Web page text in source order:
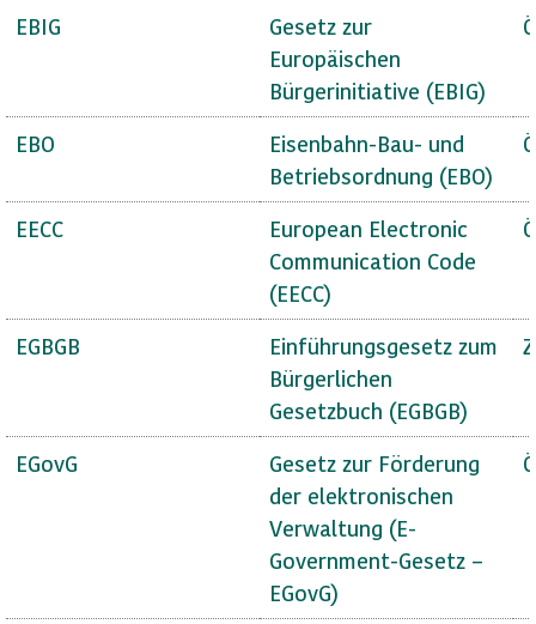
EBIG
Gesetz zur
Europäischen
Bürgerinitiative (EBIG)
EBO
Eisenbahn-Bau- und
Betriebsordnung (EBO)
EECC
European Electronic
Communication Code
(EECC)
EGBGB
Einführungsgesetz zum
Bürgerlichen
Gesetzbuch (EGBGB)
EGovG
Gesetz zur Förderung
der elektronischen
Verwaltung (E-
Government-Gesetz –
EGovG)